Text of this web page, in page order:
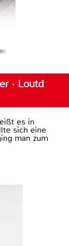
· Loutd
es in
sich eine
man zum